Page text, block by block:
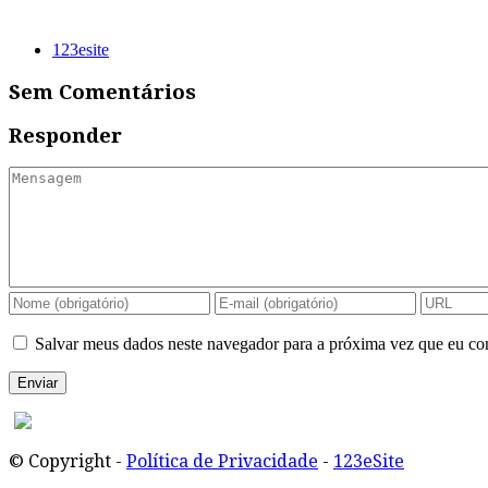
123esite
Sem Comentários
Responder
Salvar meus dados neste navegador para a próxima vez que eu
© Copyright - Política de Privacidade - 123eSite